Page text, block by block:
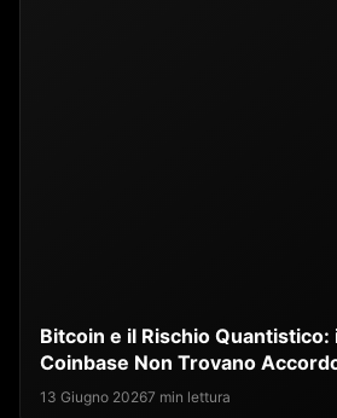
Bitcoin e il Rischio
Coinbase Non Trovano
13 Giugno 20267 min lettura